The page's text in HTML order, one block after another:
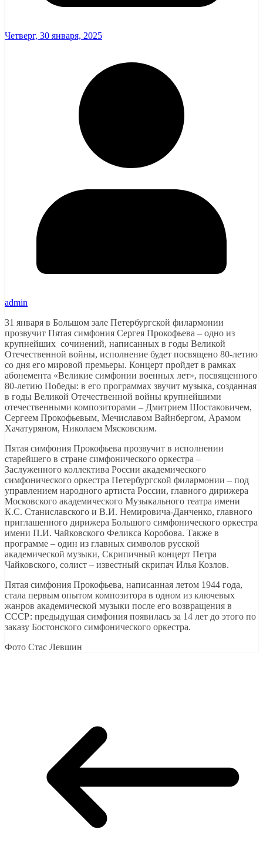
Четверг, 30 января, 2025
admin
31 января в Большом зале Петербургской филармонии
прозвучит Пятая симфония Сергея Прокофьева – одно из
крупнейших сочинений, написанных в годы Великой
Отечественной войны, исполнение будет посвящено 80-летию
со дня его мировой премьеры. Концерт пройдет в рамках
абонемента «Великие симфонии военных лет», посвященного
80-летию Победы: в его программах звучит музыка, созданная
в годы Великой Отечественной войны крупнейшими
отечественными композиторами – Дмитрием Шостаковичем,
Сергеем Прокофьевым, Мечиславом Вайнбергом, Арамом
Хачатуряном, Николаем Мясковским.
Пятая симфония Прокофьева прозвучит в исполнении
старейшего в стране симфонического оркестра –
Заслуженного коллектива России академического
симфонического оркестра Петербургской филармонии – под
управлением народного артиста России, главного дирижера
Московского академического Музыкального театра имени
К.С. Станиславского и В.И. Немировича-Данченко, главного
приглашенного дирижера Большого симфонического оркестра
имени П.И. Чайковского Феликса Коробова. Также в
программе – один из главных символов русской
академической музыки, Скрипичный концерт Петра
Чайковского, солист – известный скрипач Илья Козлов.
Пятая симфония Прокофьева, написанная летом 1944 года,
стала первым опытом композитора в одном из ключевых
жанров академической музыки после его возвращения в
СССР: предыдущая симфония появилась за 14 лет до этого по
заказу Бостонского симфонического оркестра.
Фото Стас Левшин